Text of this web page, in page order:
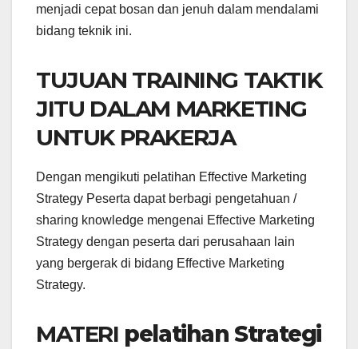
menjadi cepat bosan dan jenuh dalam mendalami
bidang teknik ini.
TUJUAN TRAINING TAKTIK
JITU DALAM MARKETING
UNTUK PRAKERJA
Dengan mengikuti pelatihan Effective Marketing
Strategy Peserta dapat berbagi pengetahuan /
sharing knowledge mengenai Effective Marketing
Strategy dengan peserta dari perusahaan lain
yang bergerak di bidang Effective Marketing
Strategy.
MATERI pelatihan Strategi